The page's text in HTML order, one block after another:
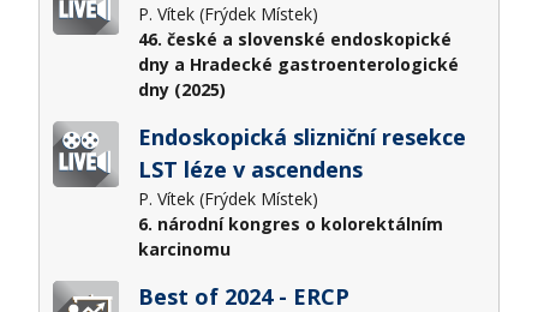
P. Vítek (Frýdek Místek)
46. české a slovenské endoskopické
dny a Hradecké gastroenterologické
dny (2025)
Endoskopická slizniční resekce
LST léze v ascendens
P. Vítek (Frýdek Místek)
6. národní kongres o kolorektálním
karcinomu
Best of 2024 - ERCP